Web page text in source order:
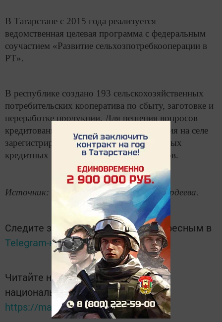
В Татарстане с 2015 года реализуется
ведомственная целевая программа с федеральным
соучастием «Развитие сельхозпотребкооперации в
РТ».
В республике создано 193 сельскохозяйственных
потребительских кооператива по сбыту, заготовке и
переработке продукции. Для решения вопросов
кредитования малых форм хозяйствования на селе
зарегистрировано 14 сельскохозяйственных
кредитных потребительских кооперативов.
Источник: Татар-информ, Надежда Гордеева.
Следите за самым важным и интересным в
Telegram-каналеТатмедиа
Читайте новости Татарстана в
национальном мессенджере MАХ:
https://max.ru/tatmedia